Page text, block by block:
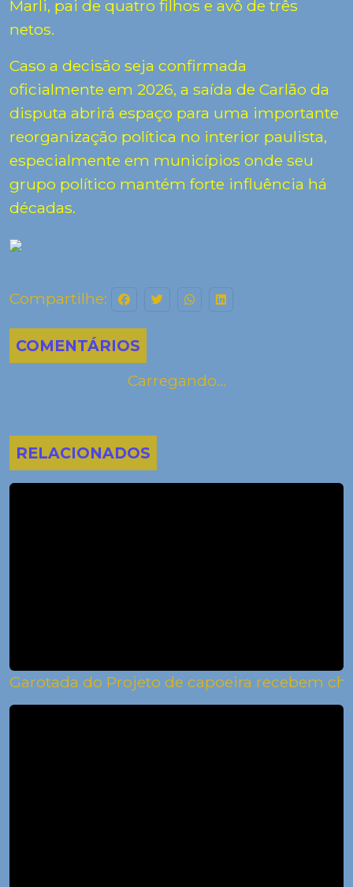
Marli, pai de quatro filhos e avô de três
netos.
Caso a decisão seja confirmada
oficialmente em 2026, a saída de Carlão da
disputa abrirá espaço para uma importante
reorganização política no interior paulista,
especialmente em municípios onde seu
grupo político mantém forte influência há
décadas.
Compartilhe:
COMENTÁRIOS
Carregando...
RELACIONADOS
Garotada do Projeto de capoeira recebem